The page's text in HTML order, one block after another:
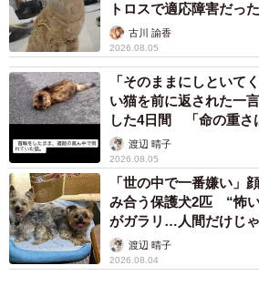
トロスで適応障害だっ
古川 諭香
2026.08.05
「そのままにしといて
い猫を前に返された
した4日間 「命の重さ
体代表の訴え
渡辺 晴子
2026.08.05
「世の中で一番嫌い」
み合う保護犬2匹 “怖
がガラリ…人間だけじゃ
渡辺 晴子
2026.08.04